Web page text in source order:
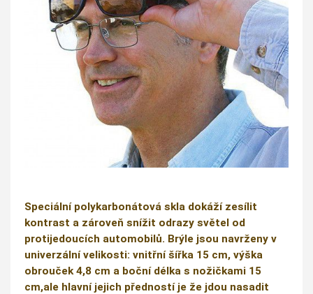
Speciální polykarbonátová skla dokáží zesílit
kontrast a zároveň snížit odrazy světel od
protijedoucích automobilů. Brýle jsou navrženy v
univerzální velikosti: vnitřní šířka 15 cm, výška
obrouček 4,8 cm a boční délka s nožičkami 15
cm,ale hlavní jejich předností je že jdou nasadit